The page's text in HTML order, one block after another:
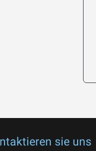
sie uns